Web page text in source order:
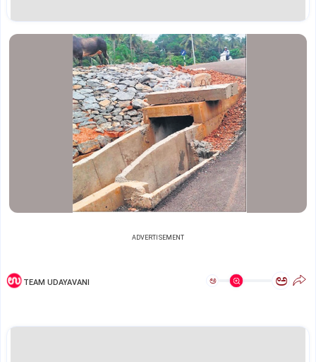
ADVERTISEMENT
TEAM UDAYAVANI ಅ ಅ